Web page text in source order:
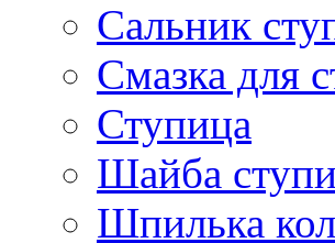
Сальник
Смазка для
Ступица
Шайба
Шпилька